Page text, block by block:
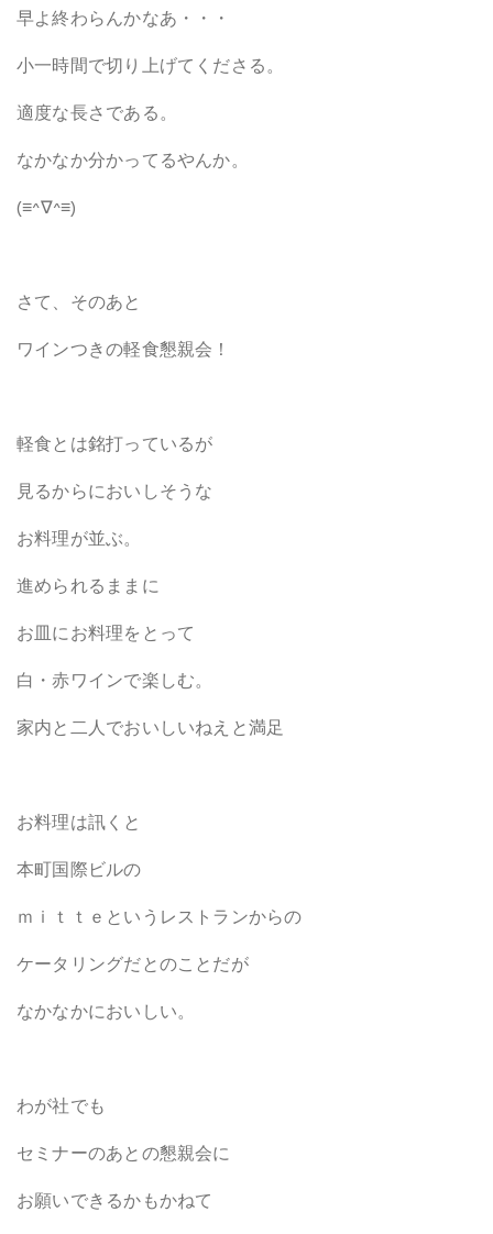
早よ終わらんかなあ・・・
小一時間で切り上げてくださる。
適度な長さである。
なかなか分かってるやんか。
(≡^∇^≡)
さて、そのあと
ワインつきの軽食懇親会！
軽食とは銘打っているが
見るからにおいしそうな
お料理が並ぶ。
進められるままに
お皿にお料理をとって
白・赤ワインで楽しむ。
家内と二人でおいしいねえと満足
お料理は訊くと
本町国際ビルの
ｍｉｔｔｅというレストランからの
ケータリングだとのことだが
なかなかにおいしい。
わが社でも
セミナーのあとの懇親会に
お願いできるかもかねて